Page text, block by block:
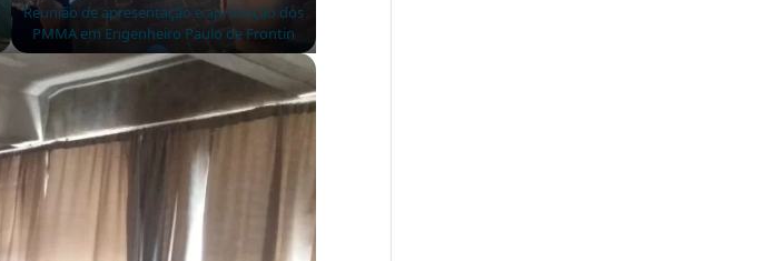
Reunião de apresentação e aprovação dos
PMMA em Engenheiro Paulo de Frontin